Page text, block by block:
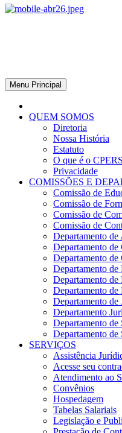
Menu Principal
QUEM SOMOS
Diretoria
Nossa História
Estatuto
O que é o
Privacidade
COMISSÕES E
Comissão de
Comissão de
Comissão de
Comissão de
Departamento de
Departamento de
Departamento de
Departamento de
Departamento de
Departamento de
Departamento de
Departamento
Departamento de
Departamento de
SERVIÇOS
Assistência
Acesse seu
Atendimento ao
Convênios
Hospedagem
Tabelas Salariais
Legislação e